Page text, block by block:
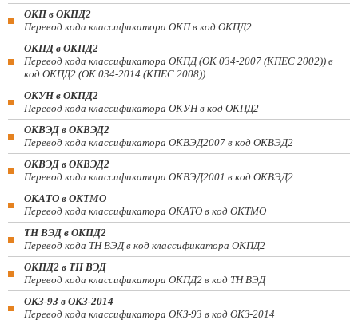
ОКП в ОКПД2
Перевод кода классификатора ОКП в код ОКПД2
ОКПД в ОКПД2
Перевод кода классификатора ОКПД (ОК 034-2007 (КПЕС 2002)) в
код ОКПД2 (ОК 034-2014 (КПЕС 2008))
ОКУН в ОКПД2
Перевод кода классификатора ОКУН в код ОКПД2
ОКВЭД в ОКВЭД2
Перевод кода классификатора ОКВЭД2007 в код ОКВЭД2
ОКВЭД в ОКВЭД2
Перевод кода классификатора ОКВЭД2001 в код ОКВЭД2
ОКАТО в ОКТМО
Перевод кода классификатора ОКАТО в код ОКТМО
ТН ВЭД в ОКПД2
Перевод кода ТН ВЭД в код классификатора ОКПД2
ОКПД2 в ТН ВЭД
Перевод кода классификатора ОКПД2 в код ТН ВЭД
ОКЗ-93 в ОКЗ-2014
Перевод кода классификатора ОКЗ-93 в код ОКЗ-2014